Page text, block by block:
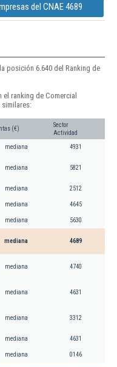
del CNAE 4689
posición 6.640 del Ranking de
ranking de Comercial
similares:
(€)
Sector
Actividad
mediana 4931
mediana 5821
mediana 2512
mediana 4645
mediana 5630
mediana 4689
mediana 4740
mediana 4631
mediana 3312
mediana 4631
mediana 0146